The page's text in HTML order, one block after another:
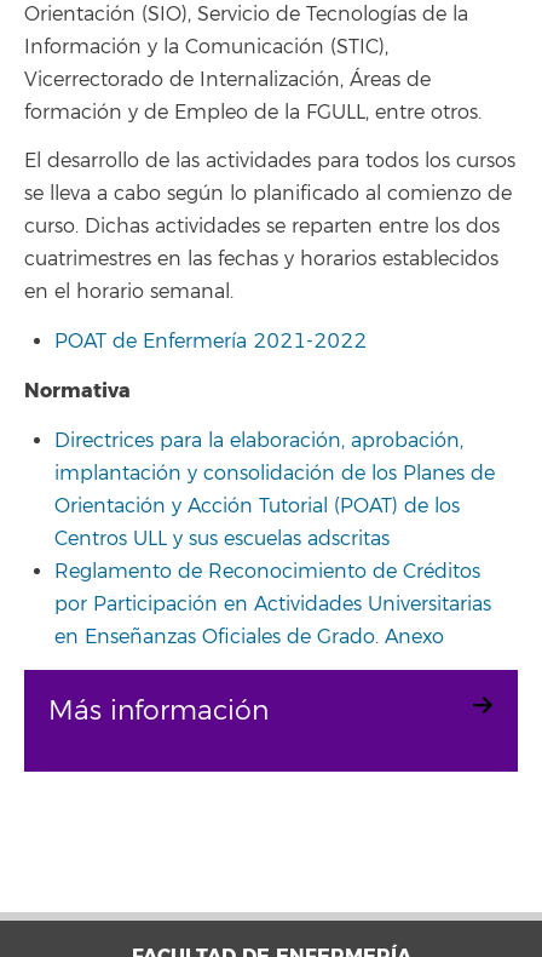
Orientación (SIO), Servicio de Tecnologías de la
Información y la Comunicación (STIC),
Vicerrectorado de Internalización, Áreas de
formación y de Empleo de la FGULL, entre otros.
El desarrollo de las actividades para todos los cursos
se lleva a cabo según lo planificado al comienzo de
curso. Dichas actividades se reparten entre los dos
cuatrimestres en las fechas y horarios establecidos
en el horario semanal.
POAT de Enfermería 2021-2022
Normativa
Directrices para la elaboración, aprobación,
implantación y consolidación de los Planes de
Orientación y Acción Tutorial (POAT) de los
Centros ULL y sus escuelas adscritas
Reglamento de Reconocimiento de Créditos
por Participación en Actividades Universitarias
en Enseñanzas Oficiales de Grado. Anexo
Más información